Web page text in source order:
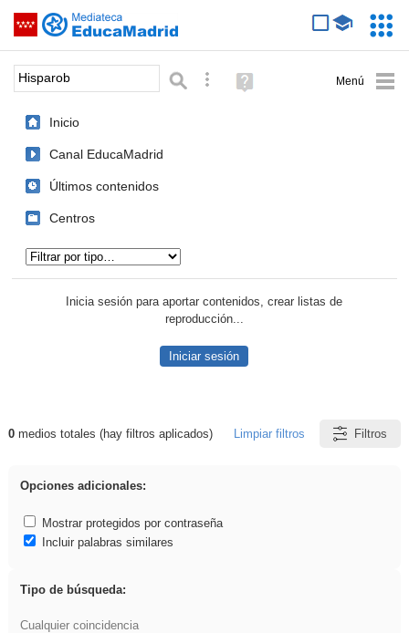
Saltar navegación
Palabra o frase: Búsqueda avanzada
Ayuda
(en
Inicio
Canal EducaMadrid
Últimos contenidos
Centros
Inicia sesión para aportar contenidos, crear listas de
reproducción...
Iniciar sesión
Resultados de: Hisparob
0medios totales (hay filtros aplicados) Limpiar filtros Filtros
Opciones adicionales:
Mostrar protegidos por contraseña
Incluir palabras similares
Tipo de búsqueda:
Cualquier coincidencia